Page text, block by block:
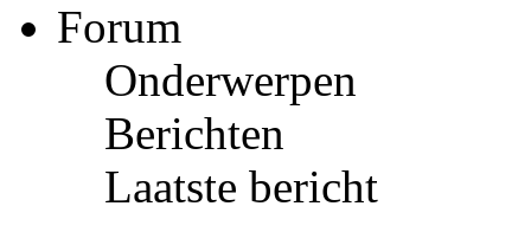
Forum
Onderwerpen
Berichten
Laatste bericht